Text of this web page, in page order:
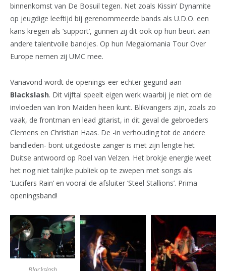
binnenkomst van De Bosuil tegen. Net zoals Kissin’ Dynamite
op jeugdige leeftijd bij gerenommeerde bands als U.D.O. een
kans kregen als ‘support’, gunnen zij dit ook op hun beurt aan
andere talentvolle bandjes. Op hun Megalomania Tour Over
Europe nemen zij UMC mee.
Vanavond wordt de openings-eer echter gegund aan
Blackslash. Dit vijftal speelt eigen werk waarbij je niet om de
invloeden van Iron Maiden heen kunt. Blikvangers zijn, zoals zo
vaak, de frontman en lead gitarist, in dit geval de gebroeders
Clemens en Christian Haas. De -in verhouding tot de andere
bandleden- bont uitgedoste zanger is met zijn lengte het
Duitse antwoord op Roel van Velzen. Het brokje energie weet
het nog niet talrijke publiek op te zwepen met songs als
‘Lucifers Rain’ en vooral de afsluiter ‘Steel Stallions’. Prima
openingsband!